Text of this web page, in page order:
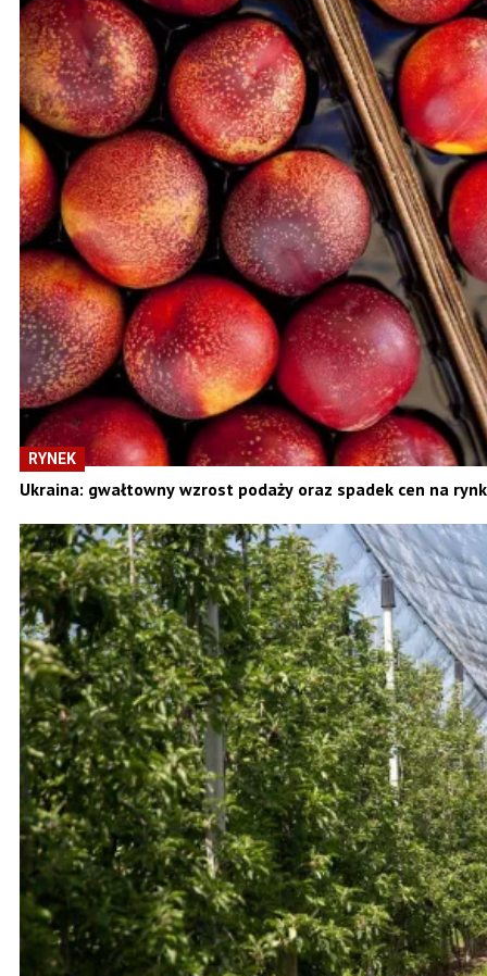
RYNEK
Ukraina: gwałtowny wzrost podaży oraz spadek cen na